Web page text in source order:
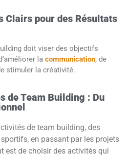
Clairs pour des Résultats
doit viser des objectifs
la communication, de
stimuler la créativité.
de Team Building : Du
de team building, des
en passant par les projets
est de choisir des activités qui